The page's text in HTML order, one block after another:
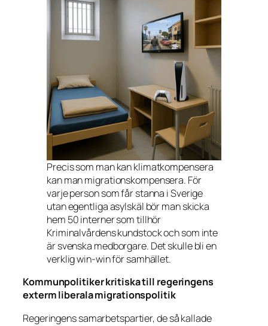
Precis som man kan klimatkompensera
kan man migrationskompensera. För
varje person som får stanna i Sverige
utan egentliga asylskäl bör man skicka
hem 50 interner som tillhör
Kriminalvårdens kundstock och som inte
är svenska medborgare. Det skulle bli en
verklig win-win för samhället.
Kommunpolitiker kritiska till regeringens
exterm liberala migrationspolitik
Regeringens samarbetspartier, de så kallade